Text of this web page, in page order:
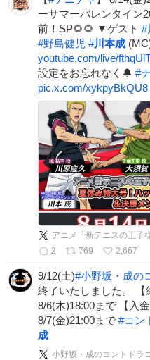
ーサマーバレンタイン
前！SP🌻🌻 ▼ゲスト #
#野島健児 #川本成
youtube.com/live/
設定をお忘れなく🔔 #
pic.x.com/xykpyBkQU8
アニメ「新テニスの王子
2
769 2,667
9/12(土)#小野坂・成の
終了いたしました。 【
8/6(木)18:00まで 【入
8/7(金)21:00まで #コン
成
小野坂・成のコントドラ